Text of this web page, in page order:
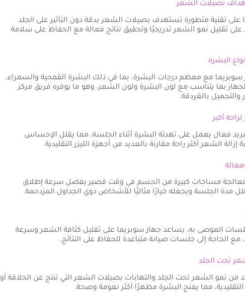
على تقنية متطورة تستهدف بصيلات الشعر بدقة دون التأثير على الجلد
تقليل نمو الشعر تدريجيًا وتحقيق نتائج فعالة مع الحفاظ على سلامة
مع معظم درجات البشرة، بما في ذلك البشرة القمحية والسمراء،
بما يتناسب مع لون البشرة ولون الشعر، وهو ما يوفره فريق مركز
والتجميل بالغردقة.
تبريد فعال يعمل على تهدئة البشرة أثناء الجلسة، مما يقلل الإحساس
إزالة الشعر أكثر راحة مقارنة بالعديد من أجهزة الليزر التقليدية.
معالجة مساحات كبيرة من الجسم في وقت قصير بفضل سرعة إطلاق
مدة الجلسة ويجعله خيارًا مثاليًا للأشخاص ذوي الجداول المزدحمة.
الموصى به، يساعد جهاز سوبريما على تقليل كثافة الشعر وسرعة
الحاجة إلى جلسات صيانة متباعدة للحفاظ على النتائج.
من نمو الشعر تحت الجلد والتهابات بصيلات الشعر التي تنتج عن الحلاقة أو
مما يمنح البشرة مظهرًا أكثر نعومة وصحة.